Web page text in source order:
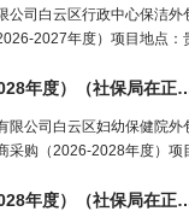
司白云区行政中心保洁
2027年度）项目地点：
年度）（社保局在正文中）
公司白云区妇幼保健院
购（2026-2028年度）项
年度）（社保局在正文中）